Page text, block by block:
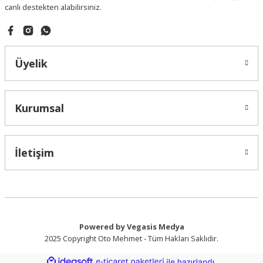
canlı destekten alabilirsiniz.
Üyelik
Kurumsal
İletişim
Powered by Vegasis Medya
2025 Copyright Oto Mehmet - Tüm Hakları Saklıdır.
ideasoft